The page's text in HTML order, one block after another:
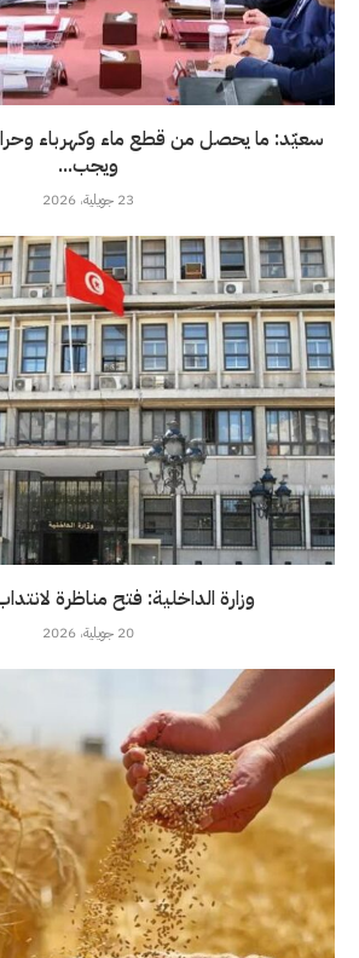
سعيّد: ما يحصل من قطع ماء وكهرباء
ويجب...
23 جويلية، 2026
وزارة الداخلية: فتح مناظرة
20 جويلية، 2026